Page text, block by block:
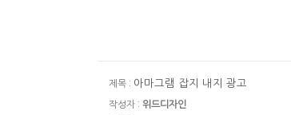
제목 : 아마그램 잡지 내지 광고
작성자 : 위드디자인